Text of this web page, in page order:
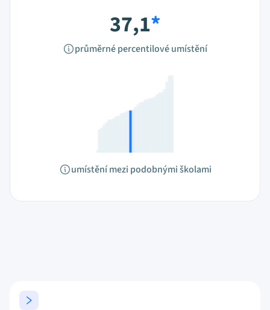
37,1*
průměrné percentilové umístění
umístění mezi podobnými školami